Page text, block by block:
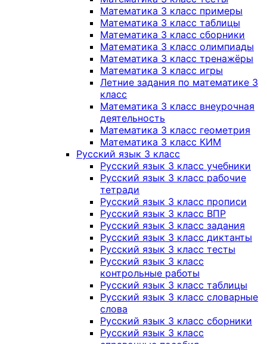
Математика 3 класс примеры
Математика 3 класс таблицы
Математика 3 класс сборники
Математика 3 класс олимпиады
Математика 3 класс тренажёры
Математика 3 класс игры
Летние задания по математике 3
класс
Математика 3 класс внеурочная
деятельность
Математика 3 класс геометрия
Математика 3 класс КИМ
Русский язык 3 класс
Русский язык 3 класс учебники
Русский язык 3 класс рабочие
тетради
Русский язык 3 класс прописи
Русский язык 3 класс ВПР
Русский язык 3 класс задания
Русский язык 3 класс диктанты
Русский язык 3 класс тесты
Русский язык 3 класс
контрольные работы
Русский язык 3 класс таблицы
Русский язык 3 класс словарные
слова
Русский язык 3 класс сборники
Русский язык 3 класс